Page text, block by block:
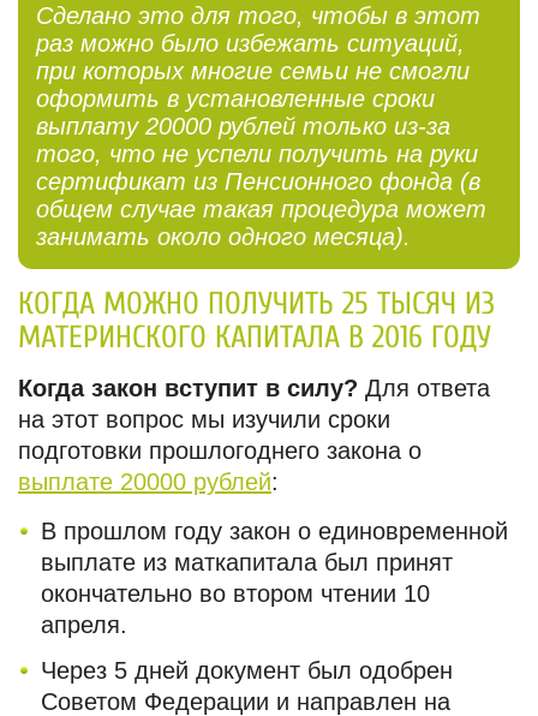
Сделано это для того, чтобы в этот
раз можно было избежать ситуаций,
при которых многие семьи не смогли
оформить в установленные сроки
выплату 20000 рублей только из-за
того, что не успели получить на руки
сертификат из Пенсионного фонда (в
общем случае такая процедура может
занимать около одного месяца).
КОГДА МОЖНО ПОЛУЧИТЬ 25 ТЫСЯЧ ИЗ
МАТЕРИНСКОГО КАПИТАЛА В 2016 ГОДУ
Когда закон вступит в силу? Для ответа
на этот вопрос мы изучили сроки
подготовки прошлогоднего закона о
выплате 20000 рублей:
В прошлом году закон о единовременной
выплате из маткапитала был принят
окончательно во втором чтении 10
апреля.
Через 5 дней документ был одобрен
Советом Федерации и направлен на